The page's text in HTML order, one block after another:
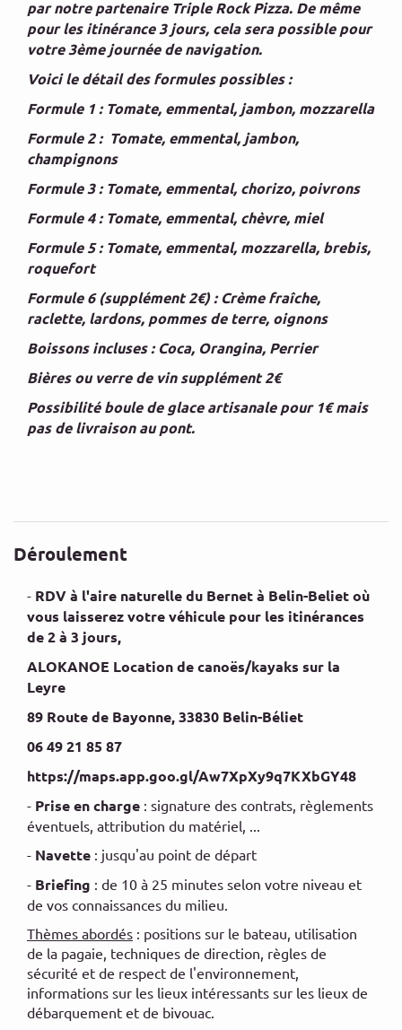
par notre partenaire Triple Rock Pizza. De même
pour les itinérance 3 jours, cela sera possible pour
votre 3ème journée de navigation.
Voici le détail des formules possibles :
Formule 1 : Tomate, emmental, jambon, mozzarella
Formule 2 : Tomate, emmental, jambon,
champignons
Formule 3 :Tomate, emmental, chorizo, poivrons
Formule 4 :Tomate, emmental, chèvre, miel
Formule 5 :Tomate, emmental, mozzarella, brebis,
roquefort
Formule 6 (supplément 2€) : Crème fraîche,
raclette, lardons, pommes de terre, oignons
Boissons incluses : Coca, Orangina, Perrier
Bières ou verre de vin supplément 2€
Possibilité boule de glace artisanale pour 1€ mais
pas de livraison au pont.
Déroulement
- RDV à l'aire naturelle du Bernet à Belin-Beliet où
vous laisserez votre véhicule pour les itinérances
de 2 à 3 jours,
ALOKANOE Location de canoës/kayaks sur la
Leyre
89 Route de Bayonne, 33830 Belin-Béliet
06 49 21 85 87
https://maps.app.goo.gl/Aw7XpXy9q7KXbGY48
- Prise en charge : signature des contrats, règlements
éventuels, attribution du matériel, ...
- Navette : jusqu'au point de départ
- Briefing : de 10 à 25 minutes selon votre niveau et
de vos connaissances du milieu.
Thèmes abordés : positions sur le bateau, utilisation
de la pagaie, techniques de direction, règles de
sécurité et de respect de l'environnement,
informations sur les lieux intéressants sur les lieux de
débarquement et de bivouac.